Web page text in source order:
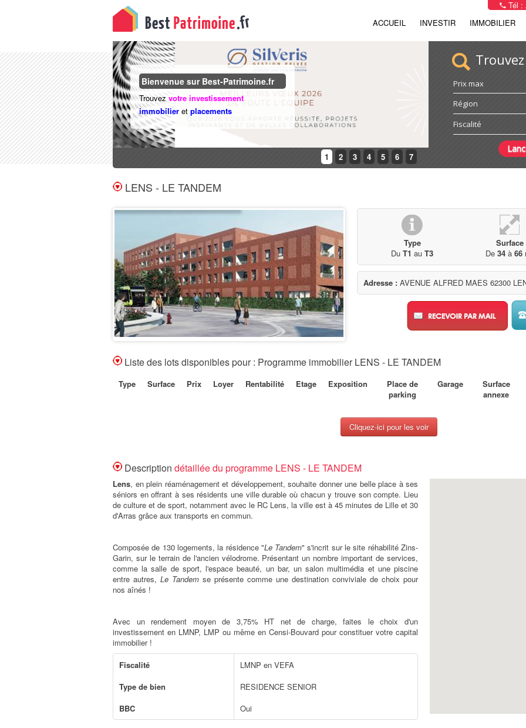
Tél :
ACCUEIL
INVESTIR IMMOBILIER
Bienvenue sur Best-Patrimoine.fr
Trouvez votre investissement
immobilier et placements
Immobilier Neuf en VEFA
Notaire 3% | RE2020 | Garanties 10 ans
Voir tous les programmes
1 2 3 4 5 6 7
Prix max
Région
Fiscalité
LENS - LE TANDEM
Type
Du T1 au T3
Surface
De 34à 66
Adresse : AVENUE ALFRED MAES 62300
Liste des lots disponibles pour : Programme immobilier LENS - LE TANDEM
Type Surface Prix Loyer Rentabilité Etage Exposition
Place de
parking
Garage
Surface
annexe
Cliquez-ici pour les voir
Description détaillée du programme LENS - LE TANDEM
Lens, en plein réaménagement et développement, souhaite donner une belle place à ses
séniors en offrant à ses résidents une ville durable où chacun y trouve son compte. Lieu
de culture et de sport, notamment avec le RC Lens, la ville est à 45 minutes de Lille et 30
d'Arras grâce aux transports en commun.
Composée de 130 logements, la résidence "Le Tandem" s'incrit sur le site réhabilité Zins-
Garin, sur le terrain de l'ancien vélodrome. Présentant un nombre important de services,
comme la salle de sport, l'espace beauté, un bar, un salon multimédia et une piscine
entre autres, Le Tandem se présente comme une destination conviviale de choix pour
nos aînés !
Avec un rendement moyen de 3,75% HT net de charge, faites le choix d'un
investissement en LMNP, LMP ou même en Censi-Bouvard pour constituer votre capital
immobilier !
Fiscalité
LMNP en VEFA
Type de bien
RESIDENCE SENIOR
BBC
Oui